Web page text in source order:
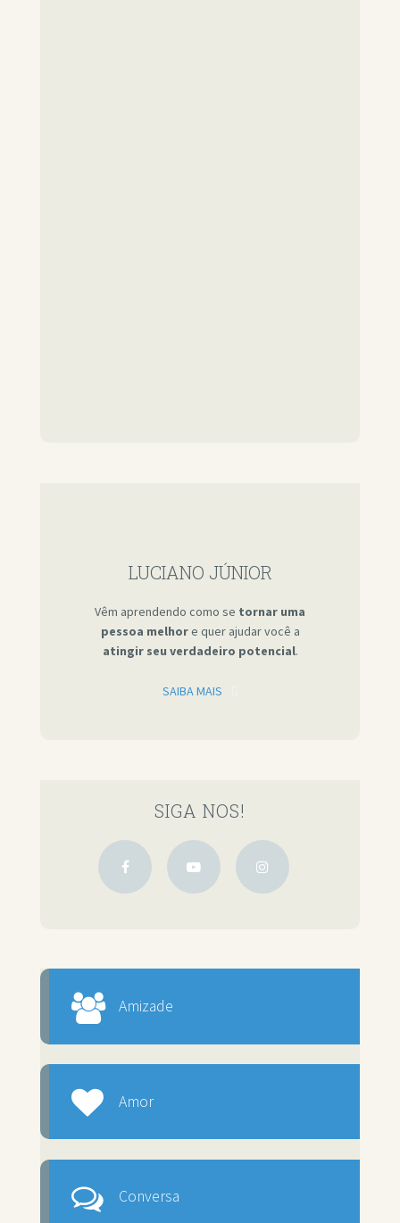
LUCIANO JÚNIOR
Vêm aprendendo como se tornar uma
pessoa melhore quer ajudar você a
atingir seu verdadeiro potencial.
SAIBA MAIS
SIGA NOS!
Amizade
Amor
Conversa